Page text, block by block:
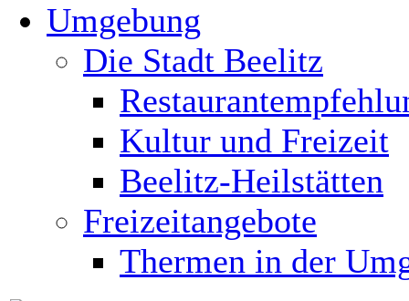
Umgebung
Die Stadt Beelitz
Kultur und Freizeit
Beelitz-Heilstätten
Freizeitangebote
Thermen in der